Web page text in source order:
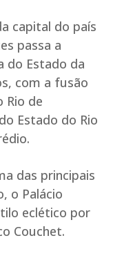
capital do país
passa a
do Estado da
com a fusão
Rio de
Estado do Rio
das principais
o Palácio
eclético por
Couchet.